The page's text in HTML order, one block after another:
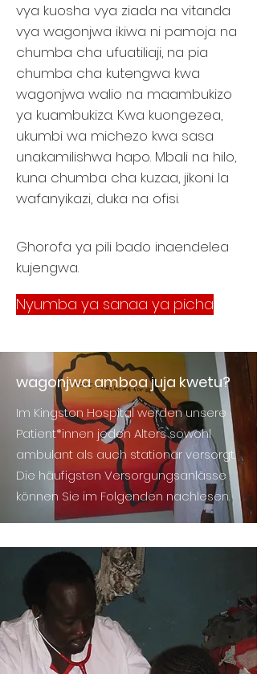
Nyumba ya sanaa ya picha
vya kuosha vya ziada na vitanda
vya wagonjwa ikiwa ni pamoja na
chumba cha ufuatiliaji, na pia
chumba cha kutengwa kwa
wagonjwa walio na maambukizo
ya kuambukiza. Kwa kuongezea,
ukumbi wa michezo kwa sasa
unakamilishwa hapo. Mbali na hilo,
kuna chumba cha kuzaa, jikoni la
wafanyikazi, duka na ofisi.
Ghorofa ya pili bado inaendelea
kujengwa.
wagonjwa amboa juja kwetu?
Im Kingston Hospital werden unsere
Patient*innen jeden Alters sowohl
ambulant als auch stationär versorgt.
Die häufigsten Versorgungsanlässe
können Sie im Folgenden nachlesen.